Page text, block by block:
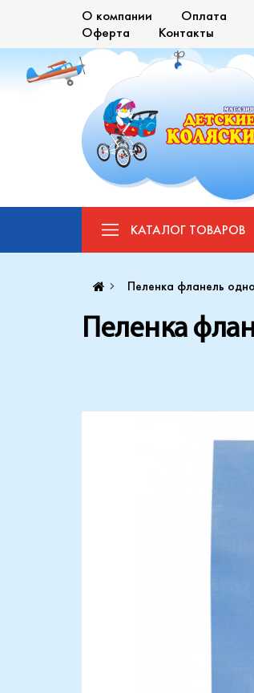
О компании Оплата
Оферта
Контакты
КАТАЛОГ ТОВАРОВ
Пеленка фланель
Пеленка